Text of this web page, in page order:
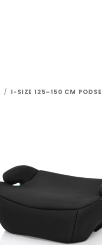
/ I-SIZE 125–150 CM